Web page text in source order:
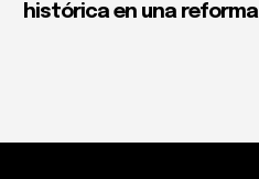
histórica en una